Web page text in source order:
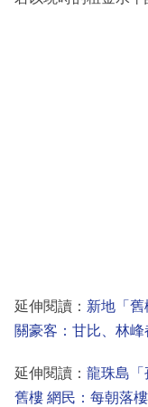
延伸閱讀： 新地「
關豪客：甘比、林峰
延伸閱讀： 龍珠島「
舊樓 網民：每朝落樓